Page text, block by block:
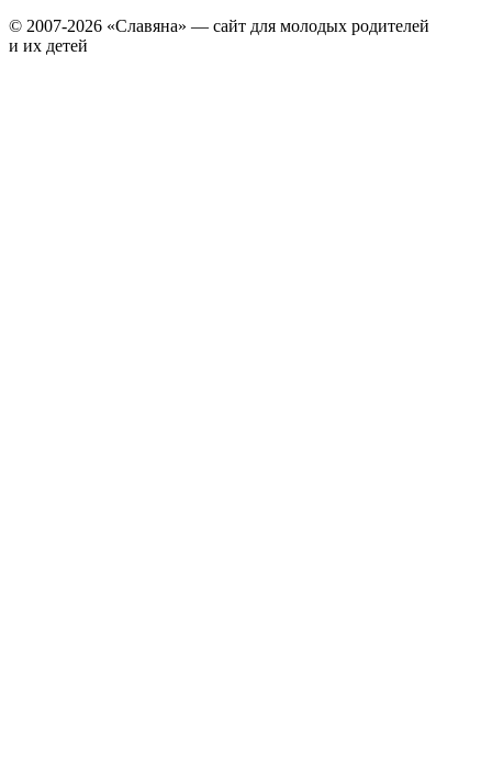
© 2007-2026 «Славяна» — сайт для молодых родителей
и их детей